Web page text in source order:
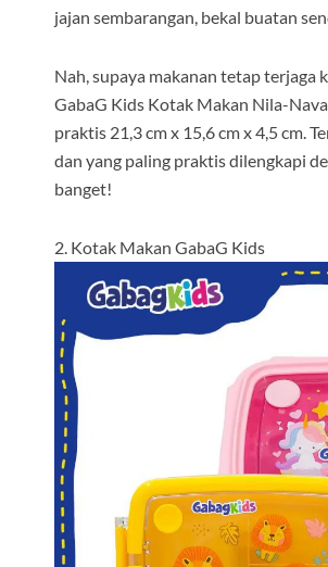
jajan sembarangan, bekal buatan
Nah, supaya makanan tetap terjaga
GabaG Kids Kotak Makan Nila-
praktis 21,3 cm x 15,6 cm x 4,5 cm.
dan yang paling praktis dilengkapi
banget!
2. Kotak Makan GabaG Kids